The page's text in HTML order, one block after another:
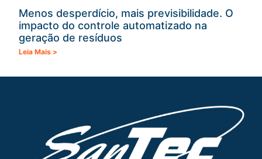
Menos desperdício, mais previsibilidade. O
impacto do controle automatizado na
geração de resíduos
Leia Mais >